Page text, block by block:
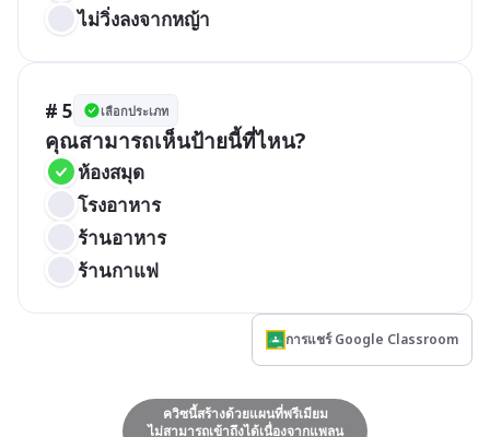
ไม่วิ่งลงจากหญ้า
# 5 เลือกประเภท
คุณสามารถเห็นป้ายนี้ที่ไหน?
ห้องสมุด
โรงอาหาร
ร้านอาหาร
ร้านกาแฟ
การแชร์ Google Classroom
ควิซนี้สร้างด้วยแผนที่พรีเมียม
ไม่สามารถเข้าถึงได้เนื่องจากแพลน